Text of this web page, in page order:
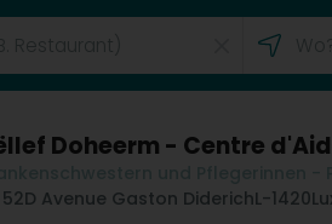
Doheerm - Centre
52D Avenue Gaston DiderichL-1420